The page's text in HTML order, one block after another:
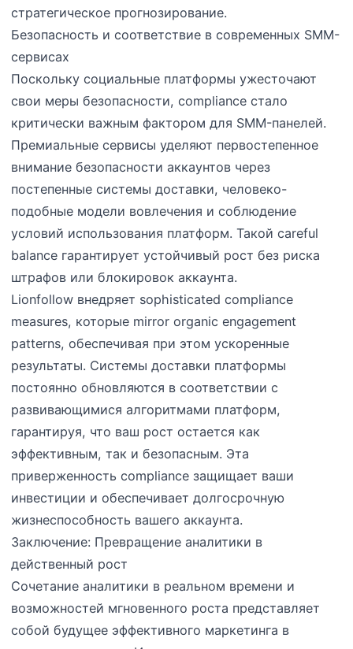
стратегическое прогнозирование.
Безопасность и соответствие в современных SMM-
сервисах
Поскольку социальные платформы ужесточают
свои меры безопасности, compliance стало
критически важным фактором для SMM-панелей.
Премиальные сервисы уделяют первостепенное
внимание безопасности аккаунтов через
постепенные системы доставки, человеко-
подобные модели вовлечения и соблюдение
условий использования платформ. Такой careful
balance гарантирует устойчивый рост без риска
штрафов или блокировок аккаунта.
Lionfollow внедряет sophisticated compliance
measures, которые mirror organic engagement
patterns, обеспечивая при этом ускоренные
результаты. Системы доставки платформы
постоянно обновляются в соответствии с
развивающимися алгоритмами платформ,
гарантируя, что ваш рост остается как
эффективным, так и безопасным. Эта
приверженность compliance защищает ваши
инвестиции и обеспечивает долгосрочную
жизнеспособность вашего аккаунта.
Заключение: Превращение аналитики в
действенный рост
Сочетание аналитики в реальном времени и
возможностей мгновенного роста представляет
собой будущее эффективного маркетинга в